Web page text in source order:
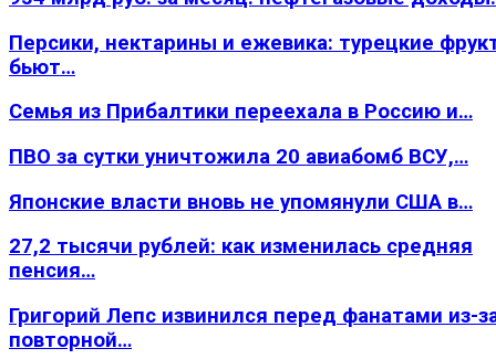
Персики, нектарины и ежевика: турецкие
бьют…
Семья из Прибалтики переехала в Россию и…
ПВО за сутки уничтожила 20 авиабомб ВСУ,…
Японские власти вновь не упомянули США в…
27,2 тысячи рублей: как изменилась средняя
пенсия…
Григорий Лепс извинился перед фанатами из-
повторной…